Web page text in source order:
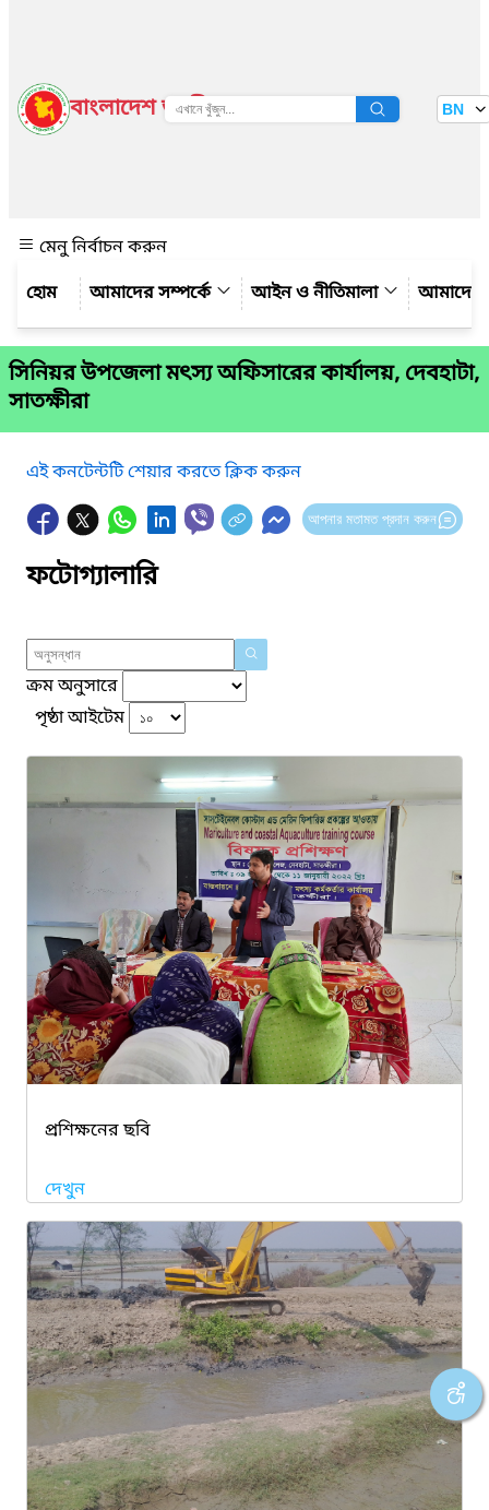
বাংলাদেশ জাতীয় তথ্য বাতায়ন BN
মেনু নির্বাচন করুন
আমাদের সম্পর্কে
আইন ও নীতিমালা আমাদের
সিনিয়র উপজেলা মৎস্য অফিসারের কার্যালয়, দেবহাটা,
সাতক্ষীরা
এই কনটেন্টটি শেয়ার করতে ক্লিক করুন
আপনার মতামত প্রদান করুন
ফটোগ্যালারি
ক্রম অনুসারে
পৃষ্ঠা আইটেম
প্রশিক্ষনের ছবি
দেখুন